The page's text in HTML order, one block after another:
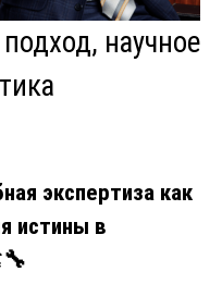
научное
экспертиза как
истины в